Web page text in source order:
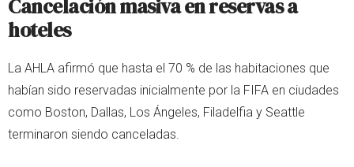
Cancelación masiva en reservas a
hoteles
La AHLA afirmó que hasta el 70 % de las habitaciones que
habían sido reservadas inicialmente por la FIFA en ciudades
como Boston, Dallas, Los Ángeles, Filadelfia y Seattle
terminaron siendo canceladas.